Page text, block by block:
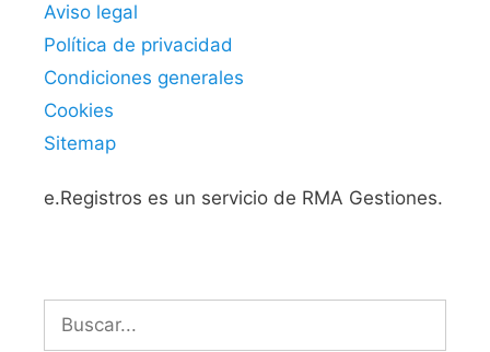
Aviso legal
Política de privacidad
Condiciones generales
Cookies
Sitemap
e.Registros es un servicio de RMA Gestiones.
Buscar: